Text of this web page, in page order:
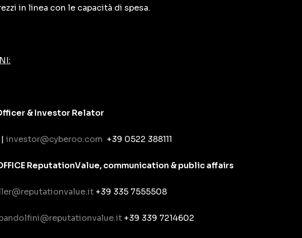
in linea con le capacità di spesa.
& Investor Relator
investor@cyberoo.com +39 0522 388111
OFFICE ReputationValue, communication & public affairs
+39 335 7555508
+39 339 7214602